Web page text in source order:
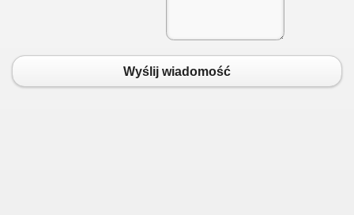
Wyślij wiadomość